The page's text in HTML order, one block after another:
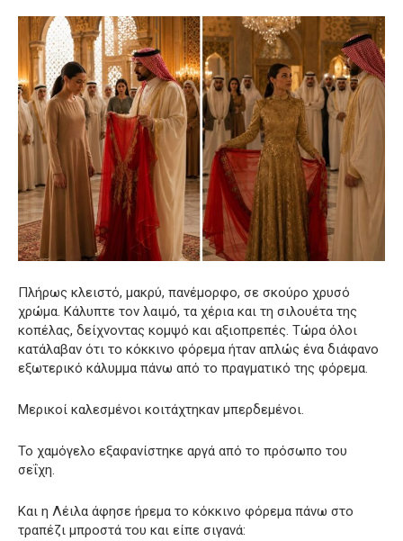
Πλήρως κλειστό, μακρύ, πανέμορφο, σε σκούρο χρυσό
χρώμα. Κάλυπτε τον λαιμό, τα χέρια και τη σιλουέτα της
κοπέλας, δείχνοντας κομψό και αξιοπρεπές. Τώρα όλοι
κατάλαβαν ότι το κόκκινο φόρεμα ήταν απλώς ένα διάφανο
εξωτερικό κάλυμμα πάνω από το πραγματικό της φόρεμα.
Μερικοί καλεσμένοι κοιτάχτηκαν μπερδεμένοι.
Το χαμόγελο εξαφανίστηκε αργά από το πρόσωπο του
σεΐχη.
Και η Λέιλα άφησε ήρεμα το κόκκινο φόρεμα πάνω στο
τραπέζι μπροστά του και είπε σιγανά: